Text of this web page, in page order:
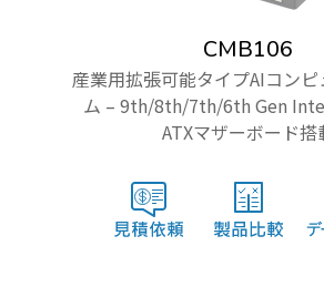
CMB106
産業用拡張可能タイプAIコン
ム – 9th/8th/7th/6th Gen
ATXマザーボード搭